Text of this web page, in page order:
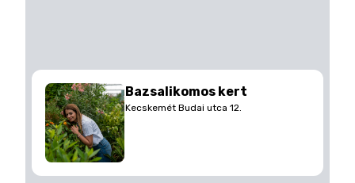
Bazsalikomos kert
Kecskemét Budai utca 12.